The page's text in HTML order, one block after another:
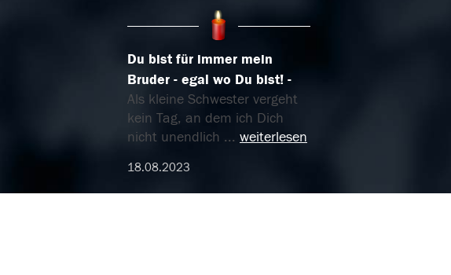
Du bist für immer mein
Bruder - egal wo Du bist!
Als kleine Schwester vergeht
kein Tag, an dem ich Dich
nicht unendlich ... weiterlesen
18.08.2023